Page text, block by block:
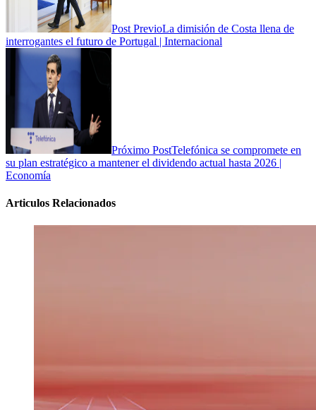
Post PrevioLa dimisión de Costa llena de
interrogantes el futuro de Portugal | Internacional
Próximo PostTelefónica se compromete en
su plan estratégico a mantener el dividendo actual hasta 2026 |
Economía
Articulos Relacionados